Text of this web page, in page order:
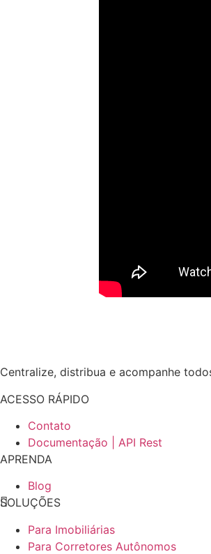
Centralize, distribua e acompanhe
ACESSO RÁPIDO
Contato
Documentação | API Rest
APRENDA
Blog
SOLUÇÕES
Para Imobiliárias
Para Corretores Autônomos